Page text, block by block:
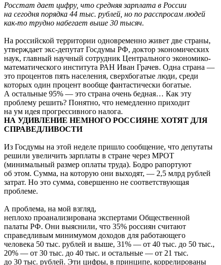
Росстат дает цифру, что средняя зарплата в России
на сегодня порядка 44 тыс. рублей, но по расспросам людей
как-то трудно набегает выше 30 тысяч.
На российской территории одновременно живет две страны,
утверждает экс-депутат Госдумы РФ, доктор экономических
наук, главный научный сотрудник Центрального экономико-
математического института РАН Иван Грачев. Одна страна —
это процентов пять населения, сверхбогатые люди, среди
которых один процент вообще фантастически богатые.
А остальные 95% — это страна очень бедная… Как эту
проблему решить? Понятно, что немедленно приходит
на ум идея прогрессивного налога.
НА УДИВЛЕНИЕ НЕМНОГО РОССИЯНЕ ХОТЯТ ДЛЯ
СПРАВЕДЛИВОСТИ
Из Госдумы на этой неделе пришло сообщение, что депутаты
решили увеличить зарплаты в стране через МРОТ
(минимальный размер оплаты труда). Бодро рапортуют
об этом. Сумма, на которую они выходят, — 2,5 млрд рублей
затрат. Но это сумма, совершенно не соответствующая
проблеме.
А проблема, на мой взгляд,
неплохо проанализирована экспертами Общественной
палаты РФ. Они выяснили, что 35% россиян считают
справедливым минимумом доходов для работающего
человека 50 тыс. рублей и выше, 31% — от 40 тыс. до 50 тыс.,
20% — от 30 тыс. до 40 тыс. и остальные — от 21 тыс.
до 30 тыс. рублей. Эти цифры, в принципе, коррелированы